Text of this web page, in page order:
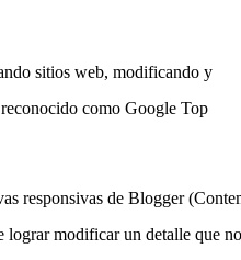
sitios web, modificando y
como Google Top
responsivas de Blogger
lograr modificar un detalle que no